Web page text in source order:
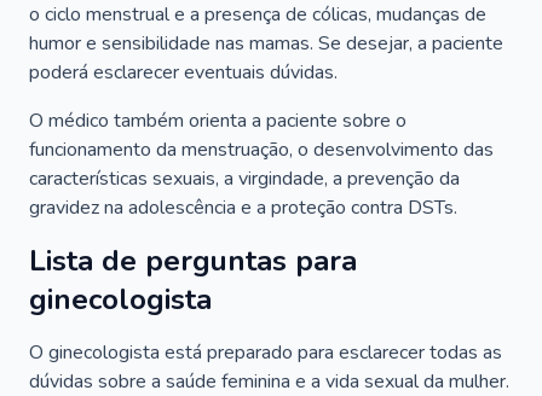
o ciclo menstrual e a presença de cólicas, mudanças de
humor e sensibilidade nas mamas. Se desejar, a paciente
poderá esclarecer eventuais dúvidas.
O médico também orienta a paciente sobre o
funcionamento da menstruação, o desenvolvimento das
características sexuais, a virgindade, a prevenção da
gravidez na adolescência e a proteção contra DSTs.
Lista de perguntas para
ginecologista
O ginecologista está preparado para esclarecer todas as
dúvidas sobre a saúde feminina e a vida sexual da mulher.